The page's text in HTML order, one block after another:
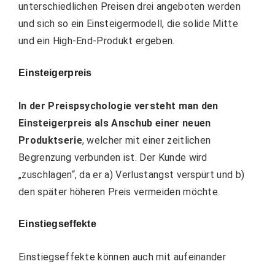
unterschiedlichen Preisen drei angeboten werden
und sich so ein Einsteigermodell, die solide Mitte
und ein High-End-Produkt ergeben.
Einsteigerpreis
In der Preispsychologie versteht man den
Einsteigerpreis als Anschub einer neuen
Produktserie, welcher mit einer zeitlichen
Begrenzung verbunden ist. Der Kunde wird
„zuschlagen“, da er a) Verlustangst verspürt und b)
den später höheren Preis vermeiden möchte.
Einstiegseffekte
Einstiegseffekte können auch mit aufeinander